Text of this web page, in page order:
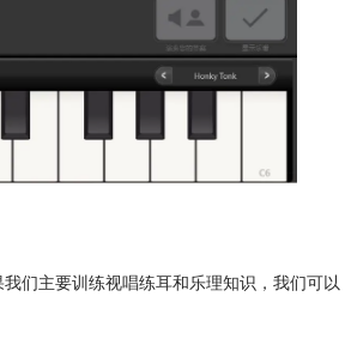
们主要训练视唱练耳和乐理知识，我们可以